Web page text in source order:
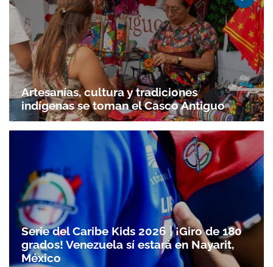
Artesanías, cultura y tradiciones
indígenas se toman el Casco Antiguo
Serie del Caribe Kids 2026 | ¡Giro de 180
grados! Venezuela sí estará en Nayarit,
México